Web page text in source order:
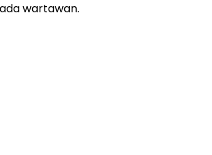
wartawan.